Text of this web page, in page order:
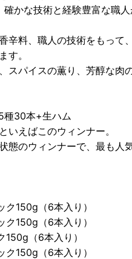
かな技術と経験豊富な職
辛料、職人の技術をもって
す。
スパイスの薫り、芳醇な肉
30本+生ハム
いえばこのウィンナー。
態のウィンナーで、最も人
ク150g（6本入り）
ク150g（6本入り）
150g（6本入り）
ク150g（6本入り）